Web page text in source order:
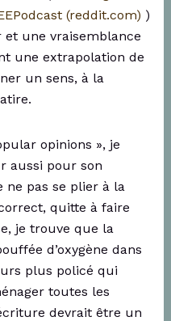
(reddit.com) )
une vraisemblance
une extrapolation de
un sens, à la
opinions », je
aussi pour son
pas se plier à la
quitte à faire
je trouve que la
d’oxygène dans
plus policé qui
toutes les
devrait être un